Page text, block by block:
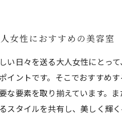
女性におすすめの美容室
い日々を送る大人女性にとっ
イントです。そこでおすすめ
な要素を取り揃えています。
スタイルを共有し、美しく輝